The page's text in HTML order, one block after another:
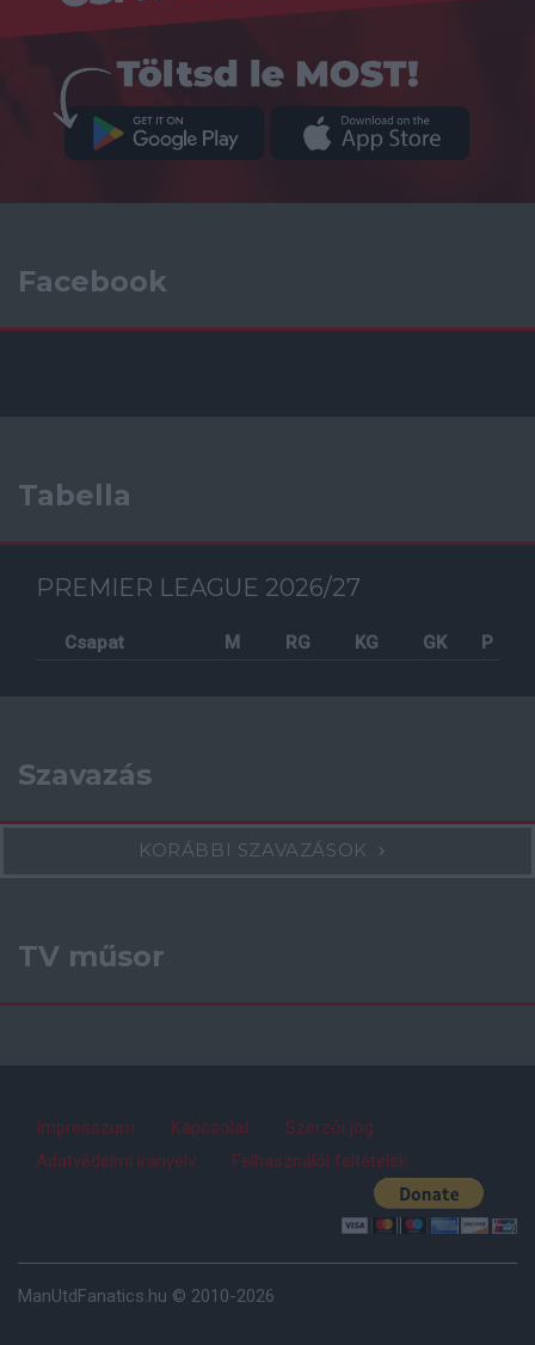
Facebook
Tabella
PREMIER LEAGUE 2026/27
Csapat M RG KG GK P
Szavazás
KORÁBBI SZAVAZÁSOK
TV műsor
Impresszum Kapcsolat
Szerzői jog
Adatvédelmi irányelv
Felhasználói feltételek
ManUtdFanatics.hu © 2010-2026